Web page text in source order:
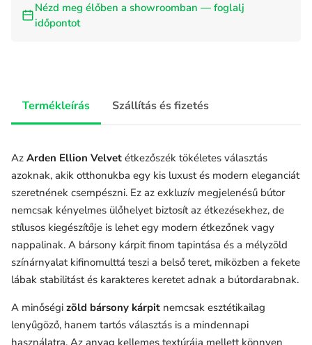
Nézd meg élőben a showroomban — foglalj
időpontot
Termékleírás Szállítás és fizetés
Az Arden Ellion Velvet étkezőszék tökéletes választás
azoknak, akik otthonukba egy kis luxust és modern eleganciát
szeretnének csempészni. Ez az exkluzív megjelenésű bútor
nemcsak kényelmes ülőhelyet biztosít az étkezésekhez, de
stílusos kiegészítője is lehet egy modern étkezőnek vagy
nappalinak. A bársony kárpit finom tapintása és a mélyzöld
színárnyalat kifinomulttá teszi a belső teret, miközben a fekete
lábak stabilitást és karakteres keretet adnak a bútordarabnak.
A minőségi zöld bársony kárpit nemcsak esztétikailag
lenyűgöző, hanem tartós választás is a mindennapi